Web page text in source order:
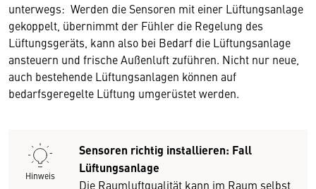
unterwegs: Werden die Sensoren mit einer Lüftungsanlage
gekoppelt, übernimmt der Fühler die Regelung des
Lüftungsgeräts, kann also bei Bedarf die Lüftungsanlage
ansteuern und frische Außenluft zuführen. Nicht nur neue,
auch bestehende Lüftungsanlagen können auf
bedarfsgeregelte Lüftung umgerüstet werden.
Hinweis
Sensoren richtig installieren: Fall
Lüftungsanlage
Die Raumluftqualität kann im Raum selbst